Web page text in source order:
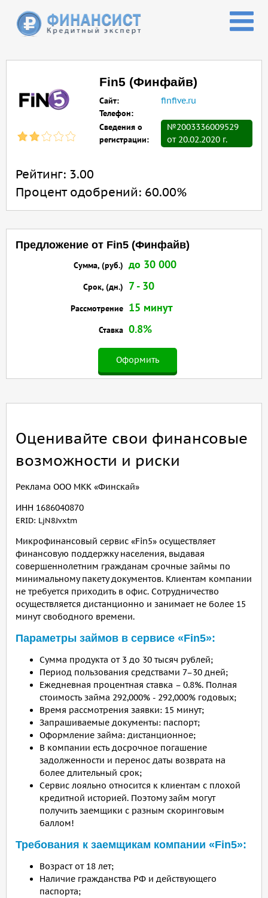
Fin5 (Финфайв)
Сайт:
finfive.ru
Телефон:
Сведения о
регистрации:
№2003336009529
от 20.02.2020 г.
Рейтинг: 3.00
Процент одобрений: 60.00%
Предложение от Fin5 (Финфайв)
Оформить
Сумма, (руб.) до 30 000
Срок, (дн.) 7 - 30
Рассмотрение 15 минут
Ставка 0.8%
Оценивайте свои финансовые
возможности и риски
Реклама ООО МКК «Финскай»
ИНН 1686040870
ERID: LjN8Jvxtm
Микрофинансовый сервис «Fin5» осуществляет
финансовую поддержку населения, выдавая
совершеннолетним гражданам срочные займы по
минимальному пакету документов. Клиентам компании
не требуется приходить в офис. Сотрудничество
осуществляется дистанционно и занимает не более 15
минут свободного времени.
Параметры займов в сервисе «Fin5»:
Сумма продукта от 3 до 30 тысяч рублей;
Период пользования средствами 7–30 дней;
Ежедневная процентная ставка – 0.8%. Полная
стоимость займа 292,000% - 292,000% годовых;
Время рассмотрения заявки: 15 минут;
Запрашиваемые документы: паспорт;
Оформление займа: дистанционное;
В компании есть досрочное погашение
задолженности и перенос даты возврата на
более длительный срок;
Сервис лояльно относится к клиентам с плохой
кредитной историей. Поэтому займ могут
получить заемщики с разным скоринговым
баллом!
Требования к заемщикам компании «Fin5»:
Возраст от 18 лет;
Наличие гражданства РФ и действующего
паспорта;